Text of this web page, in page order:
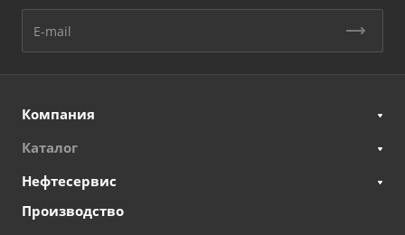
Компания
Каталог
Нефтесервис
Производство